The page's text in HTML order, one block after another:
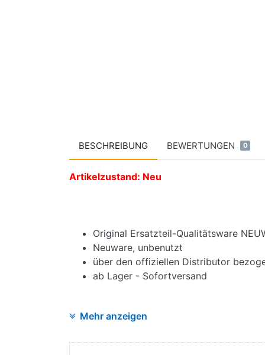
BESCHREIBUNG BEWERTUNGEN 0
Artikelzustand: Neu
Original Ersatzteil-Qualitätsware
Neuware, unbenutzt
über den offiziellen Distributor
ab Lager - Sofortversand
Angaben zur Produktsicherheit:
Mehr anzeigen